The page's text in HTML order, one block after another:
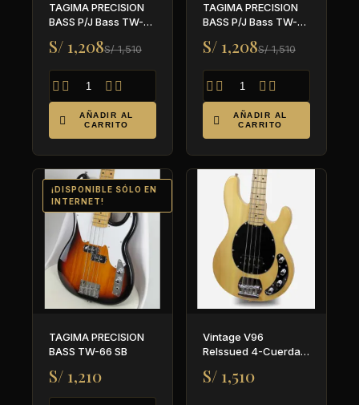
TAGIMA PRECISION
BASS P/J Bass TW-65
S/ 1,208S/ 1,510
   

AÑADIR AL
CARRITO
TAGIMA PRECISION
BASS P/J Bass TW-65
S/ 1,208S/ 1,510
   

AÑADIR AL
CARRITO
¡DISPONIBLE SÓLO EN
INTERNET!
TAGIMA PRECISION
BASS TW-66 SB
S/ 1,210
Vintage V96
ReIssued 4-Cuerdas
S/ 1,510